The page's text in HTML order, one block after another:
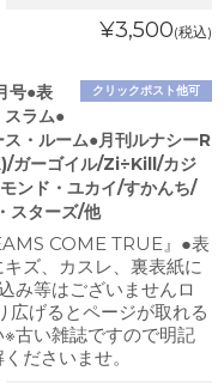
¥3,500(税込)
クリックポスト他可
号●表
ラム●
・ルーム●月刊ルナシーR
ガーゴイル/Zi÷Kill/カジ
ンド・ユカイ/すかんち/
スターズ/他
COME TRUE』●表
ズ、カスレ、裏表紙に
み等はございませんロ
広げるとページが取れる
古い雑誌ですので明記
ださいませ。